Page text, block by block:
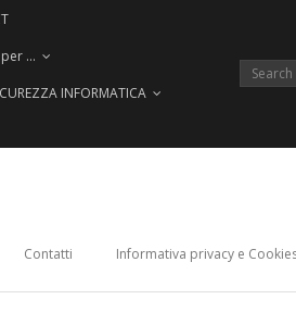
…
INFORMATICA
Contatti Informativa privacy e